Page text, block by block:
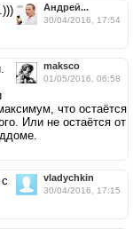
Андрей...
30/04/2016, 17:54
maksco
01/05/2016, 06:58
что остаётся
Или не остаётся от
vladychkin
30/04/2016, 17:15